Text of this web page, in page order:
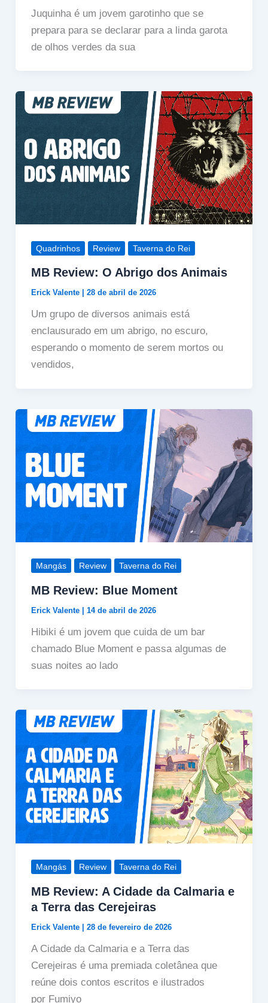
Juquinha é um jovem garotinho que se
prepara para se declarar para a linda garota
de olhos verdes da sua
Quadrinhos Review Taverna do Rei
MB Review: O Abrigo dos Animais
Erick Valente 28 de abril de 2026
Um grupo de diversos animais está
enclausurado em um abrigo, no escuro,
esperando o momento de serem mortos ou
vendidos,
Mangás Review Taverna do Rei
MB Review: Blue Moment
Erick Valente 14 de abril de 2026
Hibiki é um jovem que cuida de um bar
chamado Blue Moment e passa algumas de
suas noites ao lado
Mangás Review Taverna do Rei
MB Review: A Cidade da Calmaria e
a Terra das Cerejeiras
Erick Valente | 28 de fevereiro de 2026
A Cidade da Calmaria e a Terra das
Cerejeiras é uma premiada coletânea que
reúne dois contos escritos e ilustrados
por Fumiyo